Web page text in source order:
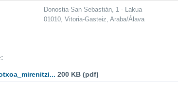
Donostia-San Sebastián, 1 - Lakua
01010, Vitoria-Gasteiz, Araba/Álava
200 KB (pdf)